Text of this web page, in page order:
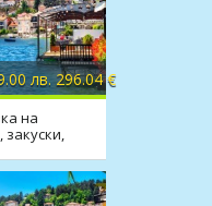
лв. 296.04 €
на